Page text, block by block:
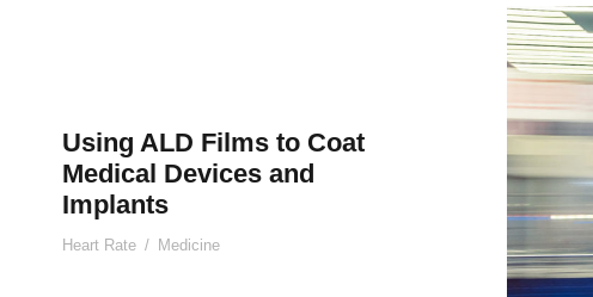
Using ALD Films to Coat
Medical Devices and
Implants
Heart Rate / Medicine